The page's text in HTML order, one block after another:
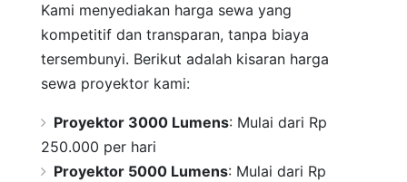
Kami menyediakan harga sewa yang
kompetitif dan transparan, tanpa biaya
tersembunyi. Berikut adalah kisaran harga
sewa proyektor kami:
Proyektor 3000 Lumens: Mulai dari Rp
250.000 per hari
Proyektor 5000 Lumens: Mulai dari Rp